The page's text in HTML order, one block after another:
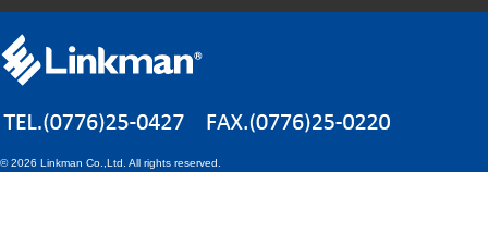
©2026 Linkman Co.,Ltd. All rights reserved.